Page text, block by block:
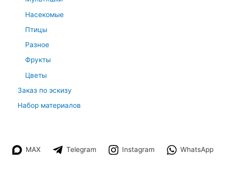
Насекомые
Птицы
Разное
Фрукты
Цветы
Заказ по эскизу
Набор материалов
MAX Telegram Instagram WhatsApp